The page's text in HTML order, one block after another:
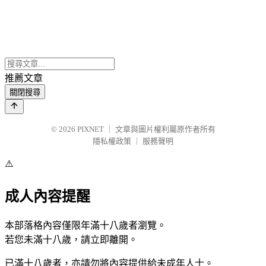
推薦文章
關閉搜尋
© 2026 PIXNET
文章與圖片權利屬原作者所有
隱私權政策
服務聲明
⚠️
成人內容提醒
本部落格內容僅限年滿十八歲者瀏覽。
若您未滿十八歲，請立即離開。
已滿十八歲者，亦請勿將內容提供給未成年人士。